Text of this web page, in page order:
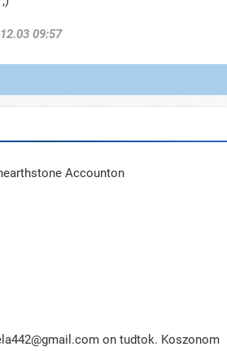
09:57
Accounton
on tudtok. Koszonom